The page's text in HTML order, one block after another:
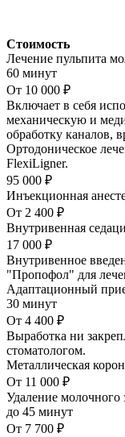
Стоимость
Лечение пульпита
60 минут
От 10 000 ₽
Включает в себя
механическую и
обработку каналов,
Ортодоническое
FlexiLigner.
95 000 ₽
Инъекционная
От 2 400 ₽
Внутривенная
17 000 ₽
Внутривенное
"Пропофол" для
Адаптационный
30 минут
От 4 400 ₽
Выработка ни
стоматологом.
Металлическая
От 11 000 ₽
Удаление молочного
до 45 минут
От 7 700 ₽